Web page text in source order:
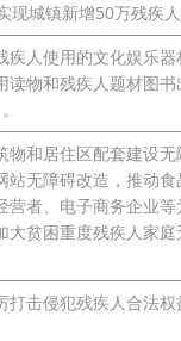
城镇新增50万残疾人
疾人使用的文化娱乐器
物和残疾人题材图书
物和居住区配套建设无
站无障碍改造，推动
者、电子商务企业等
贫困重度残疾人家庭
打击侵犯残疾人合法